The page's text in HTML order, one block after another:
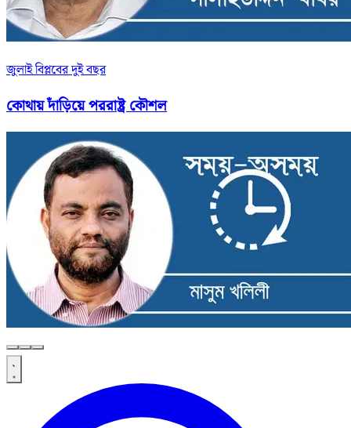
জুলাই বিপ্লবের দুই বছর
কোথায় দাঁড়িয়ে পররাষ্ট্র কৌশল